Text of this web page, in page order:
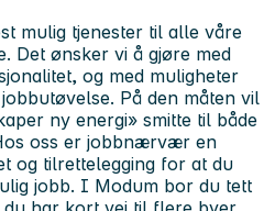
mulig tjenester til alle våre
Det ønsker vi å gjøre med
og med muligheter
På den måten vil
ny energi» smitte til både
oss er jobbnærvær en
og tilrettelegging for at du
jobb. I Modum bor du tett